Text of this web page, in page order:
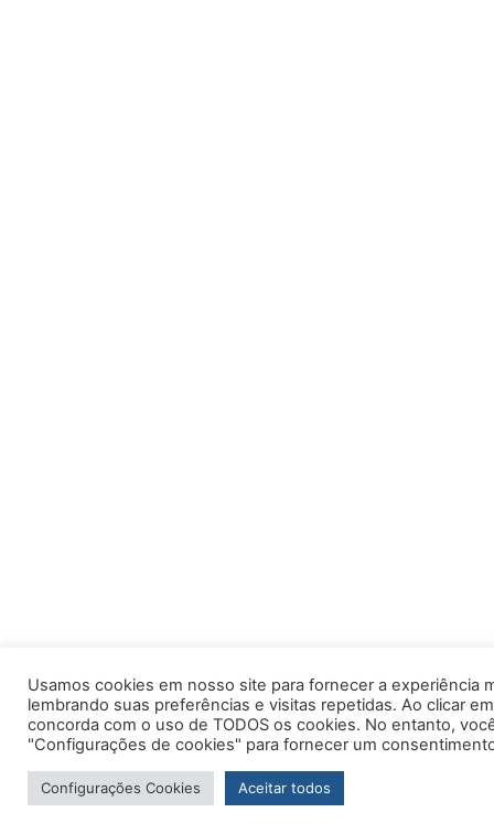
Usamos cookies em nosso site para fornecer a experiência
lembrando suas preferências e visitas repetidas. Ao clicar
concorda com o uso de TODOS os cookies. No entanto,
"Configurações de cookies" para fornecer um
Configurações Cookies Aceitar todos